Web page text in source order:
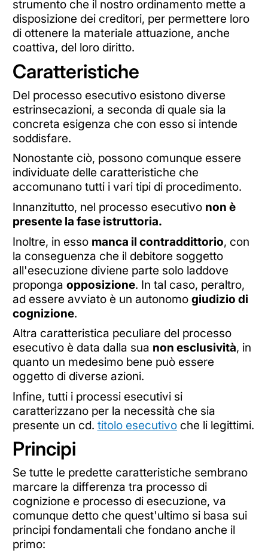
strumento che il nostro ordinamento mette a
disposizione dei creditori, per permettere loro
di ottenere la materiale attuazione, anche
coattiva, del loro diritto.
Caratteristiche
Del processo esecutivo esistono diverse
estrinsecazioni, a seconda di quale sia la
concreta esigenza che con esso si intende
soddisfare.
Nonostante ciò, possono comunque essere
individuate delle caratteristiche che
accomunano tutti i vari tipi di procedimento.
Innanzitutto, nel processo esecutivo non è
presente la fase istruttoria.
Inoltre, in esso manca il contraddittorio, con
la conseguenza che il debitore soggetto
all'esecuzione diviene parte solo laddove
proponga opposizione. In tal caso, peraltro,
ad essere avviato è un autonomo giudizio di
cognizione.
Altra caratteristica peculiare del processo
esecutivo è data dalla sua non esclusività, in
quanto un medesimo bene può essere
oggetto di diverse azioni.
Infine, tutti i processi esecutivi si
caratterizzano per la necessità che sia
presente un cd. titolo esecutivoche li legittimi.
Principi
Se tutte le predette caratteristiche sembrano
marcare la differenza tra processo di
cognizione e processo di esecuzione, va
comunque detto che quest'ultimo si basa sui
principi fondamentali che fondano anche il
primo: